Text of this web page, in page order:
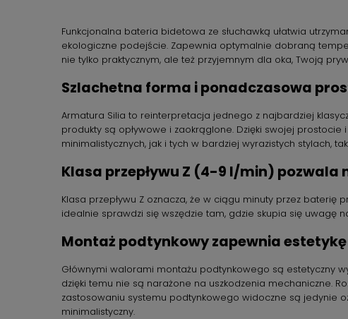
Funkcjonalna bateria bidetowa ze słuchawką ułatwia
ekologiczne podejście. Zapewnia optymalnie dobraną
nie tylko praktycznym, ale też przyjemnym dla oka, Twoją
Szlachetna forma i ponadczasowa
Armatura Silia to reinterpretacja jednego z najbardziej
produkty są opływowe i zaokrąglone. Dzięki swojej
minimalistycznych, jak i tych w bardziej wyrazistych stylach,
Klasa przepływu Z (4-9 l/min) pozwala
Klasa przepływu Z oznacza, że w ciągu minuty przez baterię
idealnie sprawdzi się wszędzie tam, gdzie skupia się uwagę
Montaż podtynkowy zapewnia estetykę
Głównymi walorami montażu podtynkowego są estetyczny
dzięki temu nie są narażone na uszkodzenia mechaniczne.
zastosowaniu systemu podtynkowego widoczne są jedynie
minimalistyczny.